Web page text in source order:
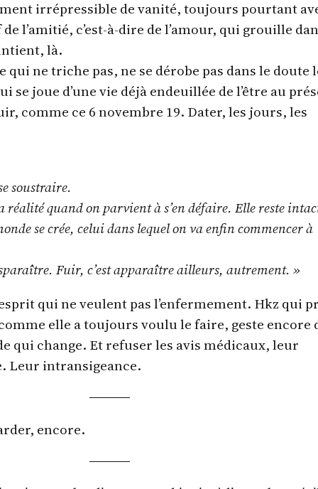
irrépressible de vanité, toujours pourtant
l’amitié, c’est-à-dire de l’amour, qui grouille
là.
qui ne triche pas, ne se dérobe pas dans le doute
se joue d’une vie déjà endeuillée de l’être au
comme ce 6 novembre 19. Dater, les jours, les
soustraire.
réalité quand on parvient à s’en défaire. Elle reste
se crée, celui dans lequel on va enfin commencer à
Fuir, c’est apparaître ailleurs, autrement. »
qui ne veulent pas l’enfermement. Hkz qui
elle a toujours voulu le faire, geste encore
qui change. Et refuser les avis médicaux, leur
Leur intransigeance.
encore.